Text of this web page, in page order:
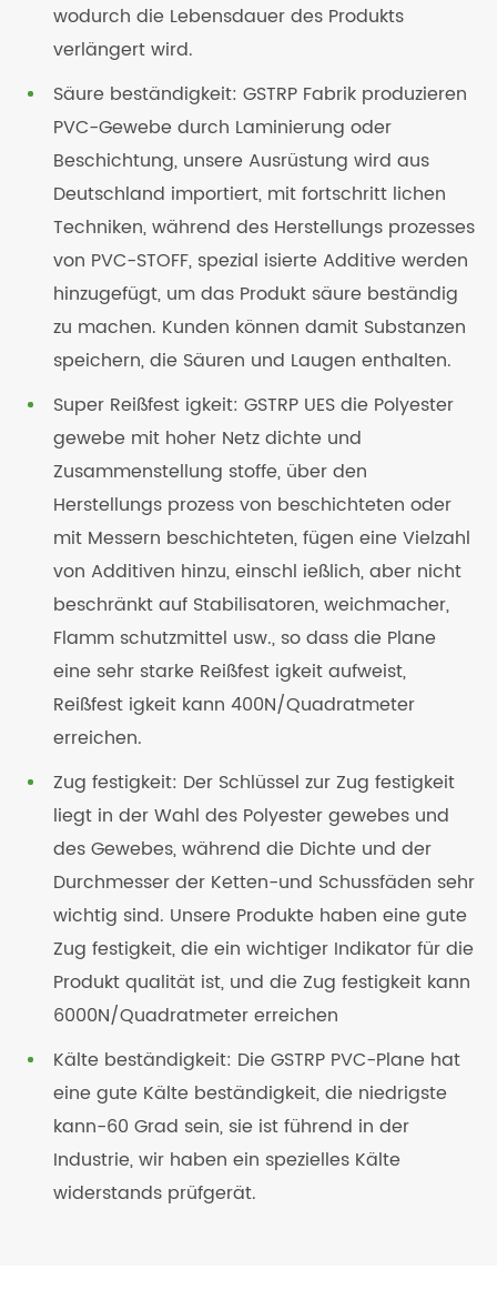
wodurch die Lebensdauer des Produkts
verlängert wird.
Säure beständigkeit: GSTRP Fabrik produzieren
PVC-Gewebe durch Laminierung oder
Beschichtung, unsere Ausrüstung wird aus
Deutschland importiert, mit fortschritt lichen
Techniken, während des Herstellungs prozesses
von PVC-STOFF, spezial isierte Additive werden
hinzugefügt, um das Produkt säure beständig
zu machen. Kunden können damit Substanzen
speichern, die Säuren und Laugen enthalten.
Super Reißfest igkeit: GSTRP UES die Polyester
gewebe mit hoher Netz dichte und
Zusammenstellung stoffe, über den
Herstellungs prozess von beschichteten oder
mit Messern beschichteten, fügen eine Vielzahl
von Additiven hinzu, einschl ießlich, aber nicht
beschränkt auf Stabilisatoren, weichmacher,
Flamm schutzmittel usw., so dass die Plane
eine sehr starke Reißfest igkeit aufweist,
Reißfest igkeit kann 400N/Quadratmeter
erreichen.
Zug festigkeit: Der Schlüssel zur Zug festigkeit
liegt in der Wahl des Polyester gewebes und
des Gewebes, während die Dichte und der
Durchmesser der Ketten-und Schussfäden sehr
wichtig sind. Unsere Produkte haben eine gute
Zug festigkeit, die ein wichtiger Indikator für die
Produkt qualität ist, und die Zug festigkeit kann
6000N/Quadratmeter erreichen
Kälte beständigkeit: Die GSTRP PVC-Plane hat
eine gute Kälte beständigkeit, die niedrigste
kann-60 Grad sein, sie ist führend in der
Industrie, wir haben ein spezielles Kälte
widerstands prüfgerät.